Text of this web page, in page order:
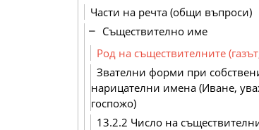
Части на речта (общи въпроси)
Съществително име
Род на съществителните
Звателни форми при
нарицателни имена (Иване,
госпожо)
13.2.2 Число на